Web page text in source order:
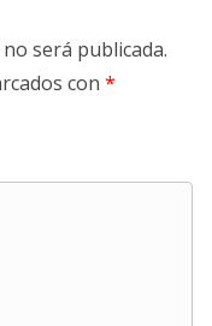
será publicada.
con *